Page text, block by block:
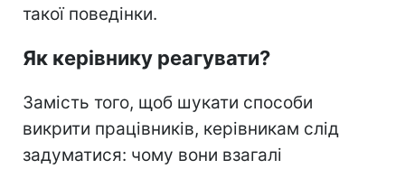
такої поведінки.
Як керівнику реагувати?
Замість того, щоб шукати способи
викрити працівників, керівникам слід
задуматися: чому вони взагалі